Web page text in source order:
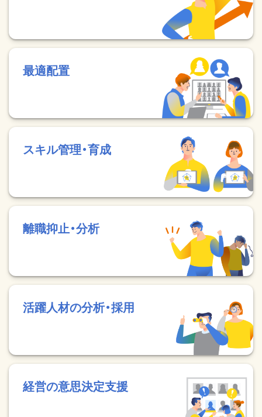
最適配置
スキル管理・育成
離職抑止・分析
活躍人材の分析・採用
経営の意思決定支援